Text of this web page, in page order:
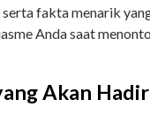
fakta menarik
Anda saat
Akan